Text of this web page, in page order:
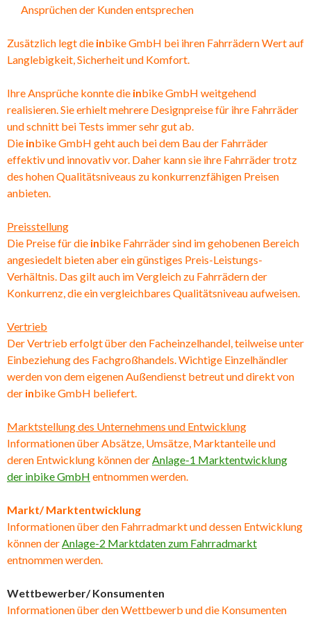
Ansprüchen der Kunden entsprechen
Zusätzlich legt die inbike GmbH bei ihren Fahrrädern Wert auf
Langlebigkeit, Sicherheit und Komfort.
Ihre Ansprüche konnte die inbike GmbH weitgehend
realisieren. Sie erhielt mehrere Designpreise für ihre Fahrräder
und schnitt bei Tests immer sehr gut ab.
Die inbike GmbH geht auch bei dem Bau der Fahrräder
effektiv und innovativ vor. Daher kann sie ihre Fahrräder trotz
des hohen Qualitätsniveaus zu konkurrenzfähigen Preisen
anbieten.
Preisstellung
Die Preise für die inbike Fahrräder sind im gehobenen Bereich
angesiedelt bieten aber ein günstiges Preis-Leistungs-
Verhältnis. Das gilt auch im Vergleich zu Fahrrädern der
Konkurrenz, die ein vergleichbares Qualitätsniveau aufweisen.
Vertrieb
Der Vertrieb erfolgt über den Facheinzelhandel, teilweise unter
Einbeziehung des Fachgroßhandels. Wichtige Einzelhändler
werden von dem eigenen Außendienst betreut und direkt von
der inbike GmbH beliefert.
Marktstellung des Unternehmens und Entwicklung
Informationen über Absätze, Umsätze, Marktanteile und
deren Entwicklung können derAnlage-1 Marktentwicklung
der inbike GmbH entnommen werden.
Markt/ Marktentwicklung
Informationen über den Fahrradmarkt und dessen Entwicklung
können derAnlage-2 Marktdaten zum Fahrradmarkt
entnommen werden.
Wettbewerber/ Konsumenten
Informationen über den Wettbewerb und die Konsumenten